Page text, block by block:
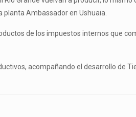
Ambassador en Ushuaia.
de los impuestos internos que
acompañando el desarrollo de